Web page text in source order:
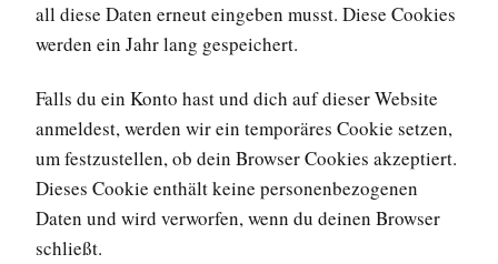
all diese Daten erneut eingeben musst. Diese Cookies
werden ein Jahr lang gespeichert.
Falls du ein Konto hast und dich auf dieser Website
anmeldest, werden wir ein temporäres Cookie setzen,
um festzustellen, ob dein Browser Cookies akzeptiert.
Dieses Cookie enthält keine personenbezogenen
Daten und wird verworfen, wenn du deinen Browser
schließt.